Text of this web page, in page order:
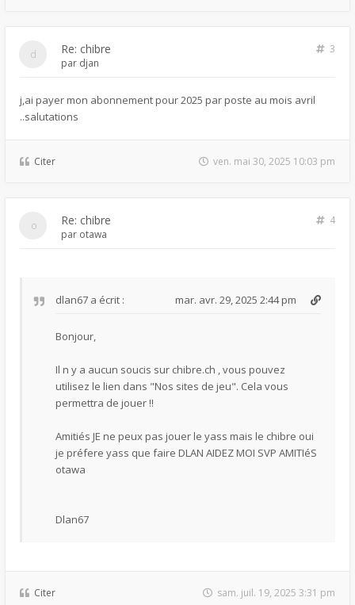
Re: chibre
3
par djan
j,ai payer mon abonnement pour 2025 par poste au mois avril
..salutations
Citer ven. mai 30, 2025 10:03 pm
Re: chibre
4
par otawa
dlan67 a écrit : mar. avr. 29, 2025 2:44 pm
Bonjour,
Il n y a aucun soucis sur chibre.ch , vous pouvez
utilisez le lien dans "Nos sites de jeu". Cela vous
permettra de jouer !!
Amitiés JE ne peux pas jouer le yass mais le chibre oui
je préfere yass que faire DLAN AIDEZ MOI SVP AMITIéS
otawa
Dlan67
Citer sam. juil. 19, 2025 3:31 pm